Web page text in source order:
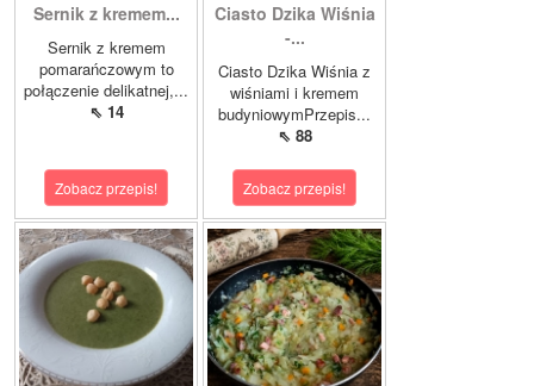
Sernik z kremem...
Sernik z kremem
pomarańczowym to
połączenie delikatnej,...
⇖ 14
Zobacz przepis!
Ciasto Dzika Wiśnia
-...
Ciasto Dzika Wiśnia z
wiśniami i kremem
budyniowymPrzepis...
⇖ 88
Zobacz przepis!